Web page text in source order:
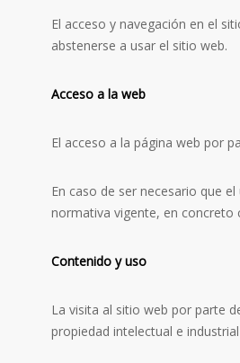
El acceso y navegación en el
abstenerse a usar el sitio web.
Acceso a la web
El acceso a la página web por
En caso de ser necesario que
normativa vigente, en concreto
Contenido y uso
La visita al sitio web por parte
propiedad intelectual e